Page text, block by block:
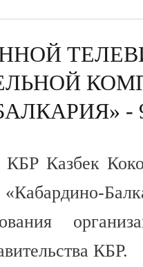
-
КБР Казбек
КБР.